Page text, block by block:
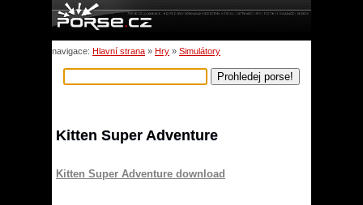
navigace: Hlavní strana » Hry » Simulátory
Kitten Super Adventure
Kitten Super Adventure download